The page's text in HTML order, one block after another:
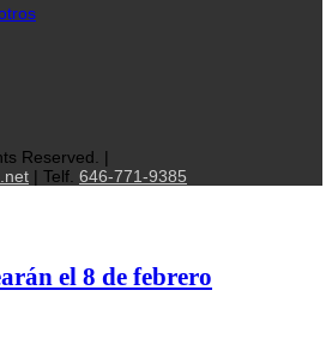
Reserved. |
| Telf. 646-771-9385
el 8 de febrero